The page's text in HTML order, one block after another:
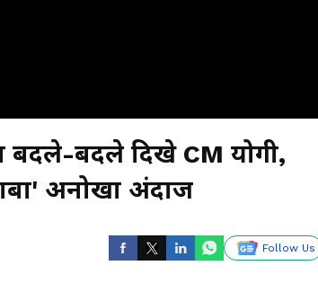
बदले-बदले दिखे CM योगी,
अनोखा अंदाज
Follow Us